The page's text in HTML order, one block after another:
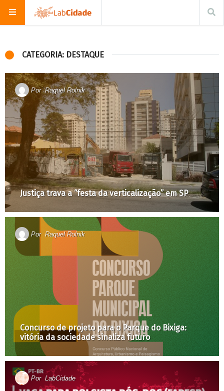
CATEGORIA: DESTAQUE
PorRaquel Rolnik
Justiça trava a “festa da verticalização” em SP
Por Raquel Rolnik
Concurso de projeto para o Parque do Bixiga:
vitória da sociedade sinaliza futuro
Por LabCidade